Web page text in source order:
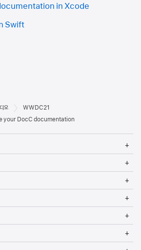
in Xcode
Swift
오
WWDC21
your DocC documentation